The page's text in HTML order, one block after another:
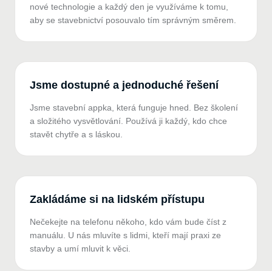
nové technologie a každý den je využíváme k tomu,
aby se stavebnictví posouvalo tím správným směrem.
Jsme dostupné a jednoduché řešení
Jsme stavební appka, která funguje hned. Bez školení
a složitého vysvětlování. Používá ji každý, kdo chce
stavět chytře a s láskou.
Zakládáme si na lidském přístupu
Nečekejte na telefonu někoho, kdo vám bude číst z
manuálu. U nás mluvíte s lidmi, kteří mají praxi ze
stavby a umí mluvit k věci.